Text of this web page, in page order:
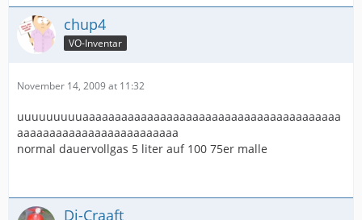
chup4
VO-Inventar
November 14, 2009 at 11:32
uuuuuuuuuaaaaaaaaaaaaaaaaaaaaaaaaaaaaaaaaaaaaaaaa
aaaaaaaaaaaaaaaaaaaaaaaaa
normal dauervollgas 5 liter auf 100 75er malle
Dj-Craaft